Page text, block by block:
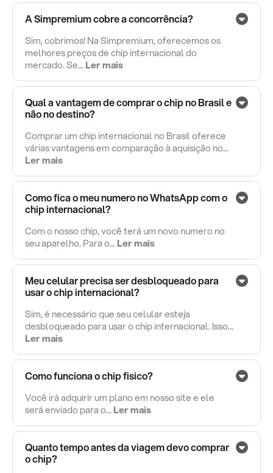
A Simpremium cobre a concorrência?
Sim, cobrimos! Na Simpremium, oferecemos os
melhores preços de chip internacional do
mercado. Se...Ler mais
Qual a vantagem de comprar o chip no Brasil e
não no destino?
Comprar um chip internacional no Brasil oferece
várias vantagens em comparação à aquisição no...
Ler mais
Como fica o meu numero no WhatsApp com o
chip internacional?
Com o nosso chip, você terá um novo numero no
seu aparelho. Para o...Ler mais
Meu celular precisa ser desbloqueado para
usar o chip internacional?
Sim, é necessário que seu celular esteja
desbloqueado para usar o chip internacional. Isso...
Ler mais
Como funciona o chip fisico?
Você irá adquirir um plano em nosso site e ele
será enviado para o...Ler mais
Quanto tempo antes da viagem devo comprar
o chip?